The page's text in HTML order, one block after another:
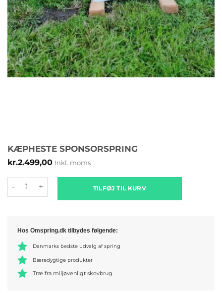
KÆPHESTE SPONSORSPRING
kr.2.499,00 Inkl. moms
Kæpheste sponsorspring antal
TILFØJ TIL KURV
Hos Omspring.dk tilbydes følgende:
Danmarks bedste udvalg af spring
Bæredygtige produkter
Træ fra miljøvenligt skovbrug